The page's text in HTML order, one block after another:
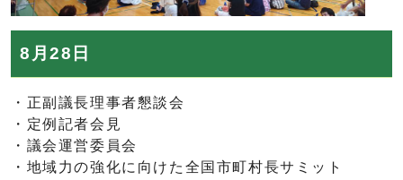
8月28日
・正副議長理事者懇談会
・定例記者会見
・議会運営委員会
・地域力の強化に向けた全国市町村長サミット